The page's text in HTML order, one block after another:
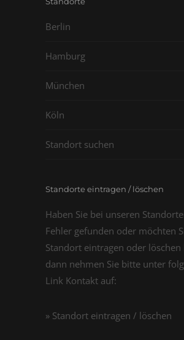
Berlin
Hamburg
München
Köln
Standort suchen
Standorte eintragen / löschen
Haben Sie bei unseren
Fehler gefunden oder möchten
Standort eintragen oder löschen
dann nehmen Sie bitte unter
Link Kontakt auf:
» Standort eintragen / löschen